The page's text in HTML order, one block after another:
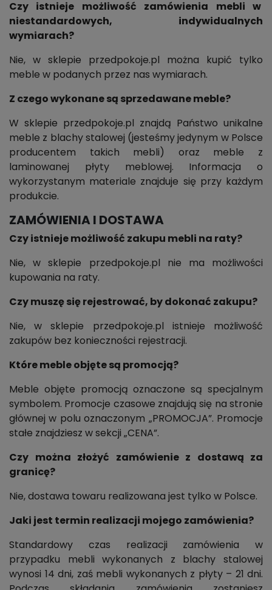
Czy istnieje możliwość zamówienia mebli w
niestandardowych, indywidualnych
wymiarach?
Nie, w sklepie przedpokoje.pl można kupić tylko
meble w podanych przez nas wymiarach.
Z czego wykonane są sprzedawane meble?
W sklepie przedpokoje.pl znajdą Państwo unikalne
meble z blachy stalowej (jesteśmy jedynym w Polsce
producentem takich mebli) oraz meble z
laminowanej płyty meblowej. Informacja o
wykorzystanym materiale znajduje się przy każdym
produkcie.
ZAMÓWIENIA I DOSTAWA
Czy istnieje możliwość zakupu mebli na raty?
Nie, w sklepie przedpokoje.pl nie ma możliwości
kupowania na raty.
Czy muszę się rejestrować, by dokonać zakupu?
Nie, w sklepie przedpokoje.pl istnieje możliwość
zakupów bez konieczności rejestracji.
Które meble objęte są promocją?
Meble objęte promocją oznaczone są specjalnym
symbolem. Promocje czasowe znajdują się na stronie
głównej w polu oznaczonym „PROMOCJA”. Promocje
stałe znajdziesz w sekcji „CENA”.
Czy można złożyć zamówienie z dostawą za
granicę?
Nie, dostawa towaru realizowana jest tylko w Polsce.
Jaki jest termin realizacji mojego zamówienia?
Standardowy czas realizacji zamówienia w
przypadku mebli wykonanych z blachy stalowej
wynosi 14 dni, zaś mebli wykonanych z płyty – 21 dni.